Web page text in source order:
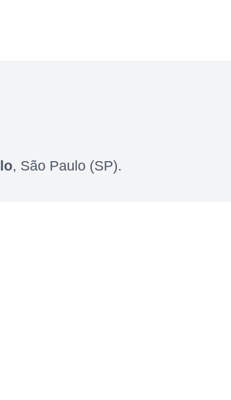
, São Paulo (SP).